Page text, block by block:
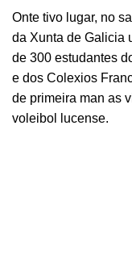
Onte tivo lugar, no
da Xunta de Galicia
de 300 estudantes
e dos Colexios
de primeira man as
voleibol lucense.